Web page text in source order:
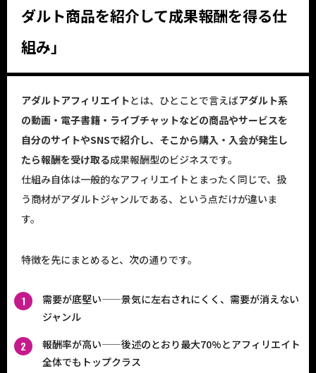
ダルト商品を紹介して成果報酬を得る仕
組み」
アダルトアフィリエイトとは、ひとことで言えばアダルト系
の動画・電子書籍・ライブチャットなどの商品やサービスを
自分のサイトやSNSで紹介し、そこから購入・入会が発生し
たら報酬を受け取る成果報酬型のビジネスです。
仕組み自体は一般的なアフィリエイトとまったく同じで、扱
う商材がアダルトジャンルである、という点だけが違いま
す。
特徴を先にまとめると、次の通りです。
需要が底堅い——景気に左右されにくく、需要が消えない
ジャンル
報酬率が高い——後述のとおり最大70%とアフィリエイト
全体でもトップクラス